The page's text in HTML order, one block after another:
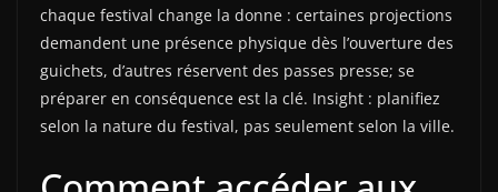
chaque festival change la donne : certaines projections
demandent une présence physique dès l’ouverture des
guichets, d’autres réservent des passes presse; se
préparer en conséquence est la clé. Insight : planifiez
selon la nature du festival, pas seulement selon la ville.